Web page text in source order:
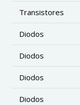
Transistores
Diodos
Diodos
Diodos
Diodos